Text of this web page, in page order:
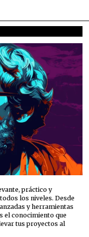
práctico y
los niveles. Desde
y herramientas
el conocimiento que
tus proyectos al